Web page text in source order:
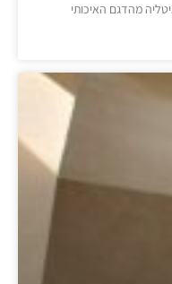
מהדגם האיכותי